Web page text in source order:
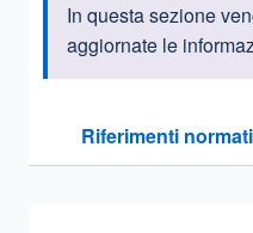
Informazioni
In questa sezione
aggiornate le
Riferimenti
Sezione compressa